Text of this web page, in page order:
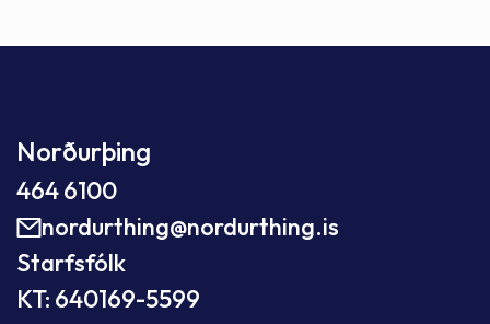
Norðurþing
464 6100
nordurthing@nordurthing.is
Starfsfólk
KT: 640169-5599